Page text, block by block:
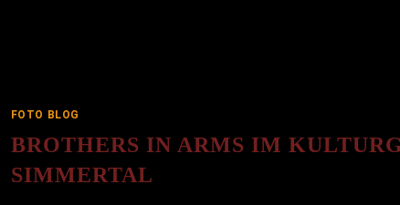
FOTO BLOG
BROTHERS IN ARMS IM
SIMMERTAL